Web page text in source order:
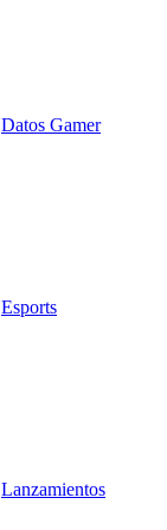
Datos Gamer
Esports
Lanzamientos